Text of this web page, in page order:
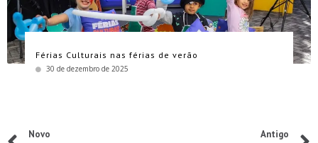
Férias Culturais nas férias de verão
30 de dezembro de 2025
Novo Antigo